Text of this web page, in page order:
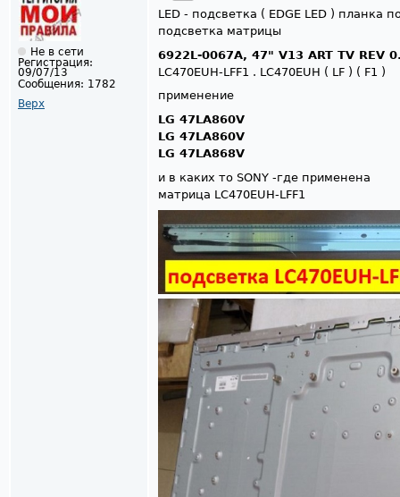
Не в сети
Регистрация:
09/07/13
Сообщения: 1782
Верх
LED - подсветка ( EDGE LED ) планка
подсветка матрицы
6922L-0067A, 47" V13 ART TV REV
LC470EUH-LFF1 . LC470EUH ( LF ) ( F1 )
применение
LG 47LA860V
LG 47LA860V
LG 47LA868V
и в каких то SONY -где применена
матрица LC470EUH-LFF1